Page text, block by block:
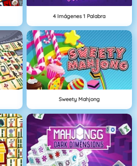
4 Imágenes 1 Palabra
Sweety Mahjong